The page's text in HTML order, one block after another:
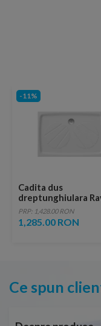
-11%
Cadita dus
dreptunghiulara
Chrome Gigant Pro
80x100xH3 cm,
sintetica
PRP: 1,428.00 RON
1,285.00 RON
Ce spun